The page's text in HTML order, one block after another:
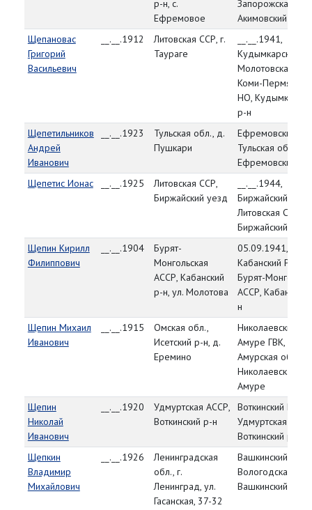
р-н, с.
Ефремовое
Запорожская
Акимовский р-н
Щепановас
Григорий
Васильевич
__.__.1912
Литовская ССР, г.
Таураге
__.__.1941,
Кудымкарский
Молотовская
Коми-Пермяцкий
НО,
р-н
Щепетильников
Андрей
Иванович
__.__.1923
Тульская обл., д.
Пушкари
Ефремовский
Тульская обл.,
Ефремовский р-н
Щепетис Ионас
__.__.1925
Литовская ССР,
Биржайский уезд
__.__.1944,
Биржайский УВК,
Литовская ССР,
Биржайский уезд
Щепин Кирилл
Филиппович
__.__.1904
Бурят-
Монгольская
АССР, Кабанский
р-н, ул. Молотова
05.09.1941,
Кабанский РВК,
Бурят-
АССР, Кабанский
н
Щепин Михаил
Иванович
__.__.1915
Омская обл.,
Исетский р-н, д.
Еремино
Николаевский-
Амуре ГВК,
Амурская обл., г.
Николаевск-на-
Амуре
Щепин
Николай
Иванович
__.__.1920
Удмуртская АССР,
Воткинский р-н
Воткинский РВК,
Удмуртская
Воткинский р-н
Щепкин
Владимир
Михайлович
__.__.1926
Ленинградская
обл., г.
Ленинград, ул.
Гасанская, 37-32
Вашкинский РВК,
Вологодская
Вашкинский р-н